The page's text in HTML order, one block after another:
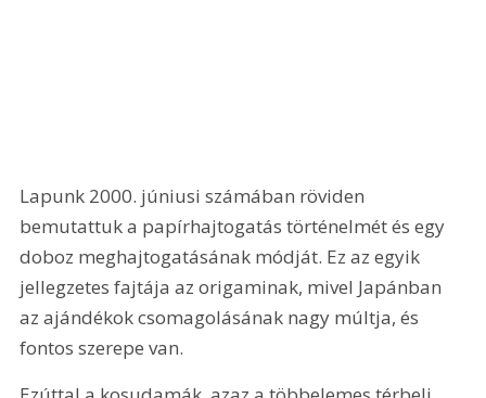
Lapunk 2000. júniusi számában röviden
bemutattuk a papírhajtogatás történelmét és egy
doboz meghajtogatásának módját. Ez az egyik
jellegzetes fajtája az origaminak, mivel Japánban
az ajándékok csomagolásának nagy múltja, és
fontos szerepe van.